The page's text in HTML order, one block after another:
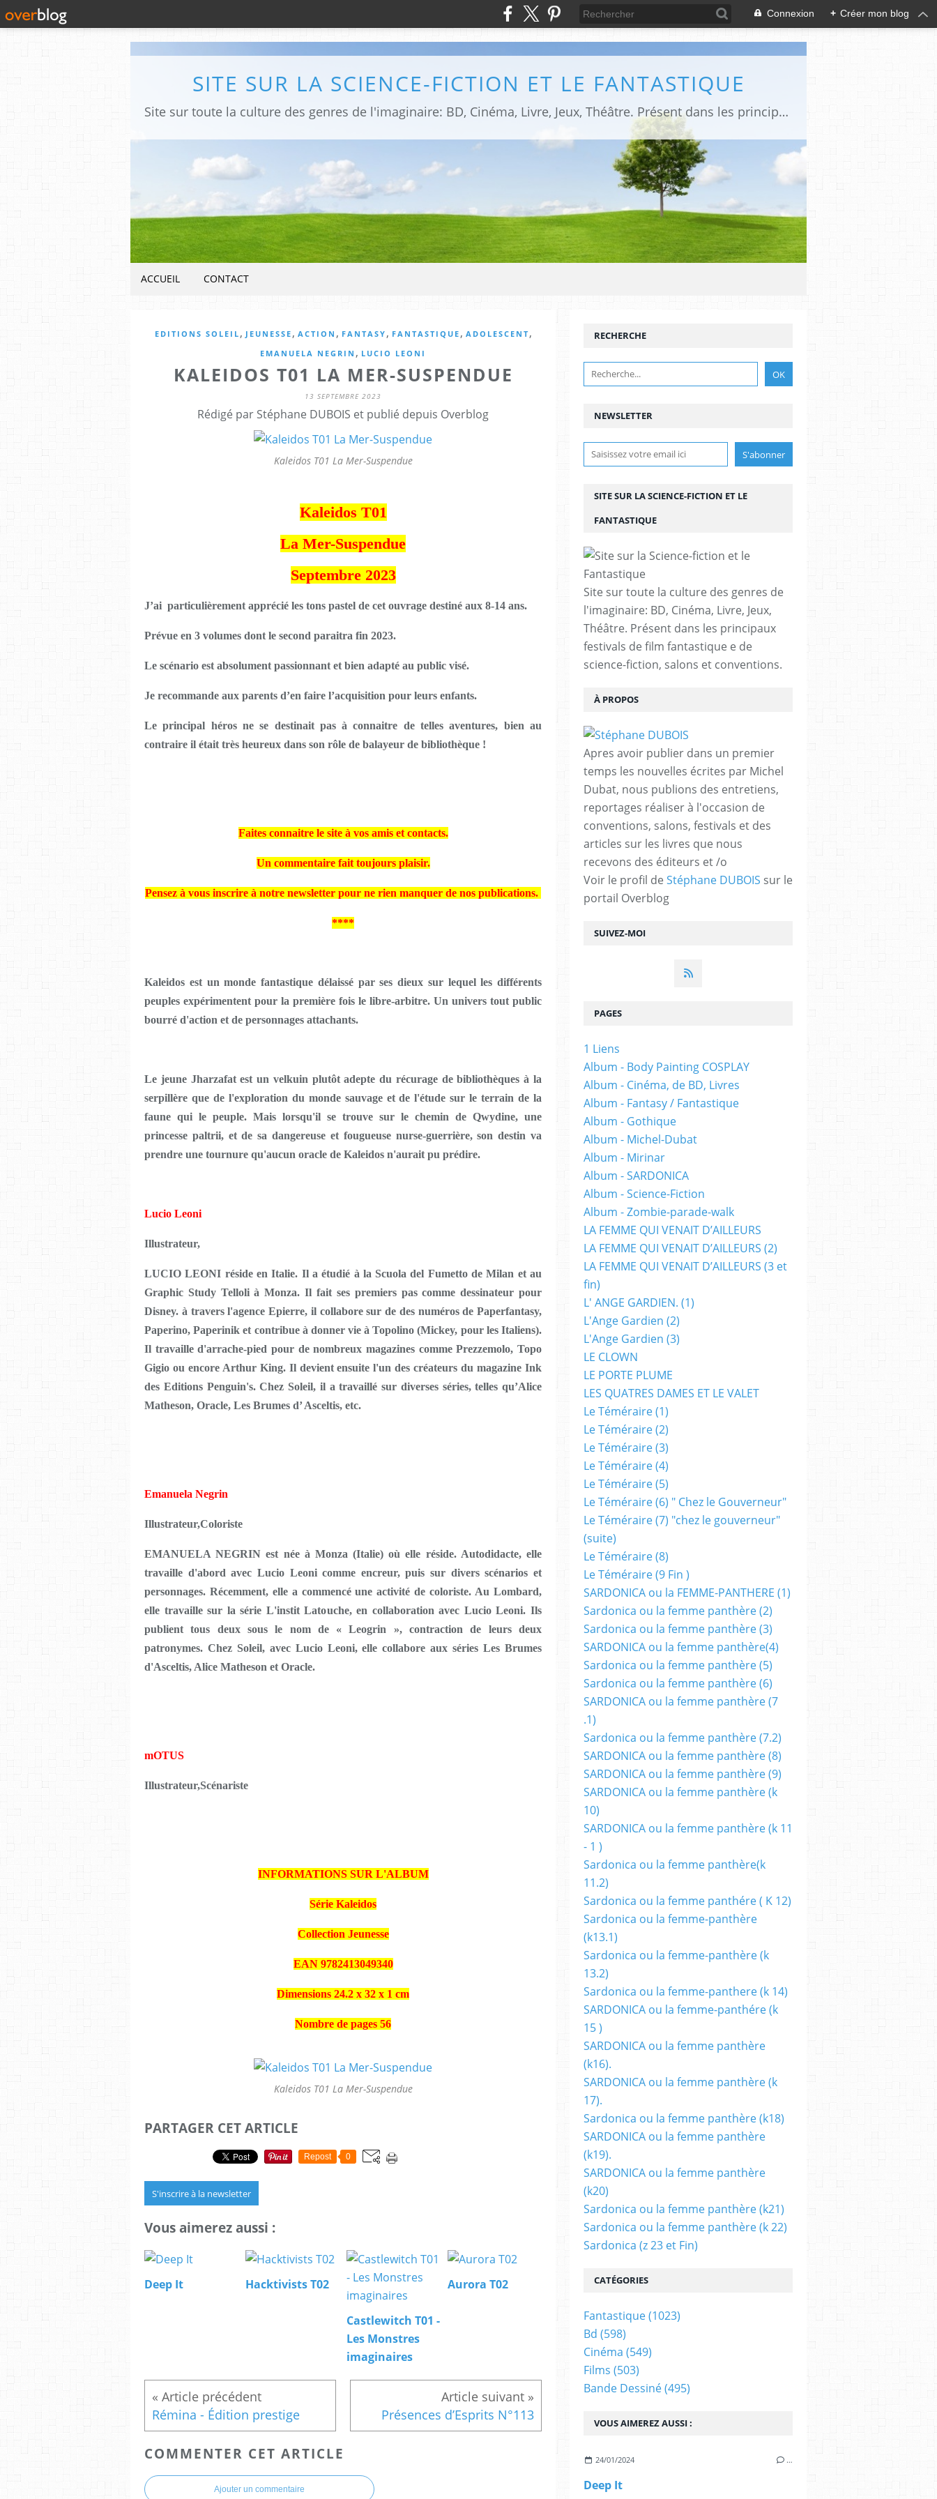
Connexion + Créer mon blog
SITE SUR LA SCIENCE-FICTION ET LE FANTASTIQUE
Site sur toute la culture des genres de l'imaginaire: BD, Cinéma, Livre, Jeux, Théâtre. Présent dans les principaux festivals de film fantastique e de science-fiction, salons et conventions.
ACCUEIL CONTACT
EDITIONS SOLEIL , JEUNESSE , ACTION , FANTASY , FANTASTIQUE , ADOLESCENT,
EMANUELA NEGRIN , LUCIO LEONI
KALEIDOS T01 LA MER-SUSPENDUE
13 SEPTEMBRE 2023
Rédigé par Stéphane DUBOIS et publié depuis Overblog
Kaleidos T01 La Mer-Suspendue
Kaleidos T01
La Mer-Suspendue
Septembre 2023
J’ai particulièrement apprécié les tons pastel de cet ouvrage destiné aux 8-14 ans.
Prévue en 3 volumes dont le second paraitra fin 2023.
Le scénario est absolument passionnant et bien adapté au public visé.
Je recommande aux parents d’en faire l’acquisition pour leurs enfants.
Le principal héros ne se destinait pas à connaitre de telles aventures, bien au
contraire il était très heureux dans son rôle de balayeur de bibliothèque !
Faites connaitre le site à vos amis et contacts.
Un commentaire fait toujours plaisir.
Pensez à vous inscrire à notre newsletter pour ne rien manquer de nos publications.
****
Kaleidos est un monde fantastique délaissé par ses dieux sur lequel les différents
peuples expérimentent pour la première fois le libre-arbitre. Un univers tout public
bourré d'action et de personnages attachants.
Le jeune Jharzafat est un velkuin plutôt adepte du récurage de bibliothèques à la
serpillère que de l'exploration du monde sauvage et de l'étude sur le terrain de la
faune qui le peuple. Mais lorsqu'il se trouve sur le chemin de Qwydine, une
princesse paltrii, et de sa dangereuse et fougueuse nurse-guerrière, son destin va
prendre une tournure qu'aucun oracle de Kaleidos n'aurait pu prédire.
Lucio Leoni
Illustrateur,
LUCIO LEONI réside en Italie. Il a étudié à la Scuola del Fumetto de Milan et au
Graphic Study Telloli à Monza. Il fait ses premiers pas comme dessinateur pour
Disney. à travers l'agence Epierre, il collabore sur de des numéros de Paperfantasy,
Paperino, Paperinik et contribue à donner vie à Topolino (Mickey, pour les Italiens).
Il travaille d'arrache-pied pour de nombreux magazines comme Prezzemolo, Topo
Gigio ou encore Arthur King. Il devient ensuite l'un des créateurs du magazine Ink
des Editions Penguin's. Chez Soleil, il a travaillé sur diverses séries, telles qu’Alice
Matheson, Oracle, Les Brumes d’ Asceltis, etc.
Emanuela Negrin
Illustrateur,Coloriste
EMANUELA NEGRIN est née à Monza (Italie) où elle réside. Autodidacte, elle
travaille d'abord avec Lucio Leoni comme encreur, puis sur divers scénarios et
personnages. Récemment, elle a commencé une activité de coloriste. Au Lombard,
elle travaille sur la série L'instit Latouche, en collaboration avec Lucio Leoni. Ils
publient tous deux sous le nom de « Leogrin », contraction de leurs deux
patronymes. Chez Soleil, avec Lucio Leoni, elle collabore aux séries Les Brumes
d'Asceltis, Alice Matheson et Oracle.
mOTUS
Illustrateur,Scénariste
INFORMATIONS SUR L'ALBUM
Série Kaleidos
Collection Jeunesse
EAN 9782413049340
Dimensions 24.2 x 32 x 1 cm
Nombre de pages 56
Kaleidos T01 La Mer-Suspendue
PARTAGER CET ARTICLE
Repost 0
S'inscrire à la newsletter
Vous aimerez aussi :
Deep It Hacktivists T02
Castlewitch T01 -
Les Monstres
imaginaires
Aurora T02
Rémina - Édition prestige Présences d’Esprits N°113
COMMENTER CET ARTICLE
Ajouter un commentaire
NEWSLETTER
SUIVEZ-MOI
RECHERCHE
SITE SUR LA SCIENCE-FICTION ET LE
FANTASTIQUE
Site sur toute la culture des genres de
l'imaginaire: BD, Cinéma, Livre, Jeux,
Théâtre. Présent dans les principaux
festivals de film fantastique e de
science-fiction, salons et conventions.
À PROPOS
Apres avoir publier dans un premier
temps les nouvelles écrites par Michel
Dubat, nous publions des entretiens,
reportages réaliser à l'occasion de
conventions, salons, festivals et des
articles sur les livres que nous
recevons des éditeurs et /o
Voir le profil de Stéphane DUBOIS sur le
portail Overblog
VOUS AIMEREZ AUSSI :
24/01/2024 …
Deep It
PAGES
1 Liens
Album - Body Painting COSPLAY
Album - Cinéma, de BD, Livres
Album - Fantasy / Fantastique
Album - Gothique
Album - Michel-Dubat
Album - Mirinar
Album - SARDONICA
Album - Science-Fiction
Album - Zombie-parade-walk
LA FEMME QUI VENAIT D’AILLEURS
LA FEMME QUI VENAIT D’AILLEURS (2)
LA FEMME QUI VENAIT D’AILLEURS (3 et
fin)
L' ANGE GARDIEN. (1)
L'Ange Gardien (2)
L'Ange Gardien (3)
LE CLOWN
LE PORTE PLUME
LES QUATRES DAMES ET LE VALET
Le Téméraire (1)
Le Téméraire (2)
Le Téméraire (3)
Le Téméraire (4)
Le Téméraire (5)
Le Téméraire (6) " Chez le Gouverneur"
Le Téméraire (7) "chez le gouverneur"
(suite)
Le Téméraire (8)
Le Téméraire (9 Fin )
SARDONICA ou la FEMME-PANTHERE (1)
Sardonica ou la femme panthère (2)
Sardonica ou la femme panthère (3)
SARDONICA ou la femme panthère(4)
Sardonica ou la femme panthère (5)
Sardonica ou la femme panthère (6)
SARDONICA ou la femme panthère (7
.1)
Sardonica ou la femme panthère (7.2)
SARDONICA ou la femme panthère (8)
SARDONICA ou la femme panthère (9)
SARDONICA ou la femme panthère (k
10)
SARDONICA ou la femme panthère (k 11
- 1 )
Sardonica ou la femme panthère(k
11.2)
Sardonica ou la femme panthére ( K 12)
Sardonica ou la femme-panthère
(k13.1)
Sardonica ou la femme-panthère (k
13.2)
Sardonica ou la femme-panthere (k 14)
SARDONICA ou la femme-panthére (k
15 )
SARDONICA ou la femme panthère
(k16).
SARDONICA ou la femme panthère (k
17).
Sardonica ou la femme panthère (k18)
SARDONICA ou la femme panthère
(k19).
SARDONICA ou la femme panthère
(k20)
Sardonica ou la femme panthère (k21)
Sardonica ou la femme panthère (k 22)
Sardonica (z 23 et Fin)
CATÉGORIES
Fantastique(1023)
Bd (598)
Cinéma (549)
Films (503)
Bande Dessiné(495)